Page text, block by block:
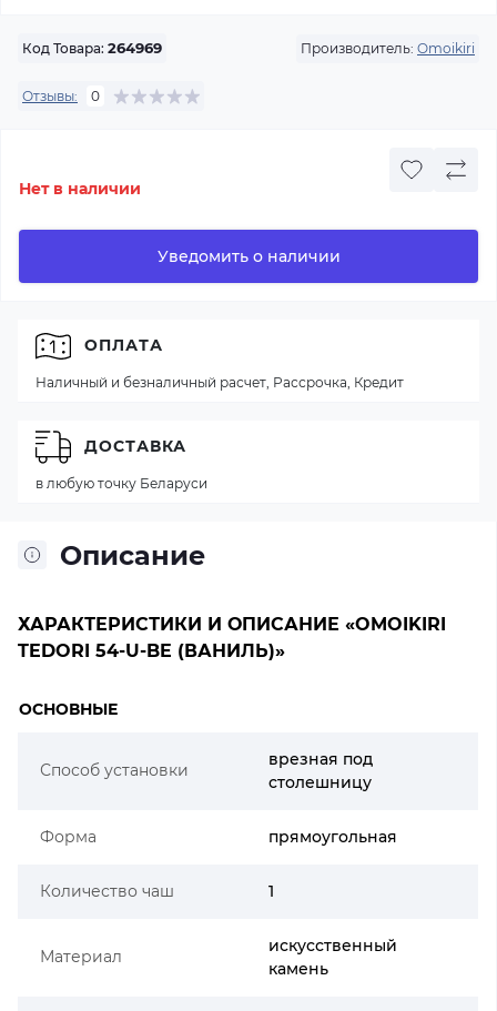
Код Товара: 264969 Производитель: Omoikiri
Отзывы: 0
Нет в наличии
Уведомить о наличии
Описание
ХАРАКТЕРИСТИКИ И ОПИСАНИЕ «OMOIKIRI
TEDORI 54-U-BE (ВАНИЛЬ)»
ОСНОВНЫЕ
Способ установки
врезная под
столешницу
Форма прямоугольная
Количество чаш 1
Материал
искусственный
камень
ОПЛАТА
Наличный и безналичный расчет, Рассрочка, Кредит
ДОСТАВКА
в любую точку Беларуси